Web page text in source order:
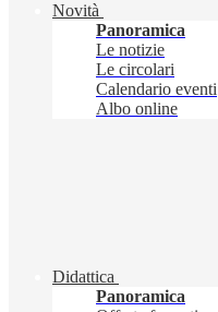
Novità
Panoramica
Le notizie
Le circolari
Calendario eventi
Albo online
Didattica
Panoramica